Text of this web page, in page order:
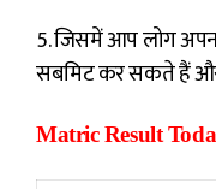
5. जिसमें आप लोग
सबमिट कर सकते हैं
Matric Result